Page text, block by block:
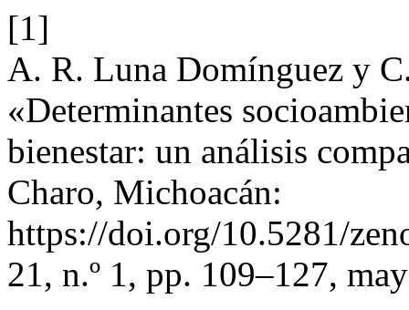
[1]
A. R. Luna Domínguez y
«Determinantes
bienestar: un análisis
Charo, Michoacán:
https://doi.org/10.5281/
21, n.º 1, pp. 109–127,